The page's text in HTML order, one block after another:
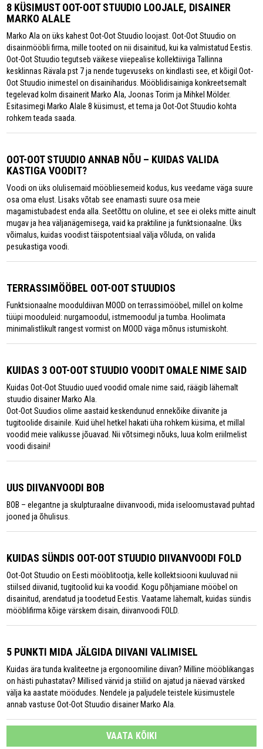
8 KÜSIMUST OOT-OOT STUUDIO LOOJALE, DISAINER
MARKO ALALE
Marko Ala on üks kahest Oot-Oot Stuudio loojast. Oot-Oot Stuudio on
disainmööbli firma, mille tooted on nii disainitud, kui ka valmistatud Eestis.
Oot-Oot Stuudio tegutseb väikese viiepealise kollektiiviga Tallinna
kesklinnas Rävala pst 7 ja nende tugevuseks on kindlasti see, et kõigil Oot-
Oot Stuudio inimestel on disainiharidus. Mööblidisainiga konkreetsemalt
tegelevad kolm disainerit Marko Ala, Joonas Torim ja Mihkel Mölder.
Esitasimegi Marko Alale 8 küsimust, et tema ja Oot-Oot Stuudio kohta
rohkem teada saada.
OOT-OOT STUUDIO ANNAB NÕU – KUIDAS VALIDA
KASTIGA VOODIT?
Voodi on üks olulisemaid mööbliesemeid kodus, kus veedame väga suure
osa oma elust. Lisaks võtab see enamasti suure osa meie
magamistubadest enda alla. Seetõttu on oluline, et see ei oleks mitte ainult
mugav ja hea väljanägemisega, vaid ka praktiline ja funktsionaalne. Üks
võimalus, kuidas voodist täispotentsiaal välja võluda, on valida
pesukastiga voodi.
TERRASSIMÖÖBEL OOT-OOT STUUDIOS
Funktsionaalne mooduldiivan MOOD on terrassimööbel, millel on kolme
tüüpi mooduleid: nurgamoodul, istmemoodul ja tumba. Hoolimata
minimalistlikult rangest vormist on MOOD väga mõnus istumiskoht.
KUIDAS 3 OOT-OOT STUUDIO VOODIT OMALE NIME SAID
Kuidas Oot-Oot Stuudio uued voodid omale nime said, räägib lähemalt
stuudio disainer Marko Ala.
Oot-Oot Suudios olime aastaid keskendunud ennekõike diivanite ja
tugitoolide disainile. Kuid ühel hetkel hakati üha rohkem küsima, et millal
voodid meie valikusse jõuavad. Nii võtsimegi nõuks, luua kolm eriilmelist
voodi disaini!
UUS DIIVANVOODI BOB
BOB – elegantne ja skulpturaalne diivanvoodi, mida iseloomustavad puhtad
jooned ja õhulisus.
KUIDAS SÜNDIS OOT-OOT STUUDIO DIIVANVOODI FOLD
Oot-Oot Stuudio on Eesti mööblitootja, kelle kollektsiooni kuuluvad nii
stiilsed diivanid, tugitoolid kui ka voodid. Kogu põhjamiane mööbel on
disainitud, arendatud ja toodetud Eestis. Vaatame lähemalt, kuidas sündis
mööblifirma kõige värskem disain, diivanvoodi FOLD.
5 PUNKTI MIDA JÄLGIDA DIIVANI VALIMISEL
Kuidas ära tunda kvaliteetne ja ergonoomiline diivan? Milline mööblikangas
on hästi puhastatav? Millised värvid ja stiilid on ajatud ja näevad värsked
välja ka aastate möödudes. Nendele ja paljudele teistele küsimustele
annab vastuse Oot-Oot Stuudio disainer Marko Ala.
VAATA KÕIKI